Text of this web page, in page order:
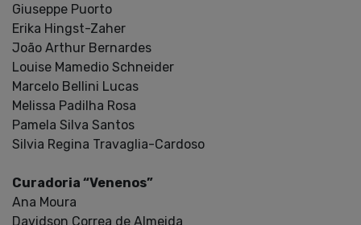
Giuseppe Puorto
Erika Hingst-Zaher
João Arthur Bernardes
Louise Mamedio Schneider
Marcelo Bellini Lucas
Melissa Padilha Rosa
Pamela Silva Santos
Silvia Regina Travaglia-Cardoso
Curadoria “Venenos”
Ana Moura
Davidson Correa de Almeida